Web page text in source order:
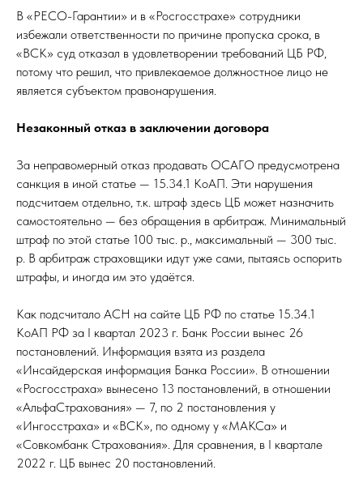
В «РЕСО-Гарантии» и в «Росгосстрахе» сотрудники
избежали ответственности по причине пропуска срока, в
«ВСК» суд отказал в удовлетворении требований ЦБ РФ,
потому что решил, что привлекаемое должностное лицо не
является субъектом правонарушения.
Незаконный отказ в заключении договора
За неправомерный отказ продавать ОСАГО предусмотрена
санкция в иной статье — 15.34.1 КоАП. Эти нарушения
подсчитаем отдельно, т.к. штраф здесь ЦБ может назначить
самостоятельно — без обращения в арбитраж. Минимальный
штраф по этой статье 100 тыс. р., максимальный — 300 тыс.
р. В арбитраж страховщики идут уже сами, пытаясь оспорить
штрафы, и иногда им это удаётся.
Как подсчитало АСН на сайте ЦБ РФ по статье 15.34.1
КоАП РФ за I квартал 2023 г. Банк России вынес 26
постановлений. Информация взята из раздела
«Инсайдерская информация Банка России». В отношении
«Росгосстраха» вынесено 13 постановлений, в отношении
«АльфаСтрахования» — 7, по 2 постановления у
«Ингосстраха» и «ВСК», по одному у «МАКСа» и
«Совкомбанк Страхования». Для сравнения, в I квартале
2022 г. ЦБ вынес 20 постановлений.